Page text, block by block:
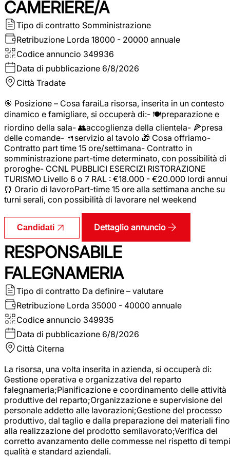
CAMERIERE/A
Tipo di contratto Somministrazione
Retribuzione Lorda 18000 - 20000 annuale
Codice annuncio 349936
Data di pubblicazione 6/8/2026
Città Tradate
🎯 Posizione – Cosa faraiLa risorsa, inserita in un contesto
dinamico e famigliare, si occuperà di:- 🍽️preparazione e
riordino della sala- 👥accoglienza della clientela- 🍕presa
delle comande- 🍴servizio al tavolo 🎁 Cosa offriamo-
Contratto part time 15 ore/settimana- Contratto in
somministrazione part-time determinato, con possibilità di
proroghe- CCNL PUBBLICI ESERCIZI RISTORAZIONE
TURISMO Livello 6 o 7 RAL : €18.000 - €20.000 lordi annui
⏰ Orario di lavoroPart-time 15 ore alla settimana anche su
turni serali, con possibilità di lavorare nel weekend
Candidati Dettaglio annuncio
RESPONSABILE
FALEGNAMERIA
Tipo di contratto Da definire – valutare
Retribuzione Lorda 35000 - 40000 annuale
Codice annuncio 349935
Data di pubblicazione 6/8/2026
Città Citerna
La risorsa, una volta inserita in azienda, si occuperà di:
Gestione operativa e organizzativa del reparto
falegnameria;Pianificazione e coordinamento delle attività
produttive del reparto;Organizzazione e supervisione del
personale addetto alle lavorazioni;Gestione del processo
produttivo, dal taglio e dalla preparazione dei materiali fino
alla realizzazione del prodotto semilavorato;Verifica del
corretto avanzamento delle commesse nel rispetto di
qualità e standard aziendali.